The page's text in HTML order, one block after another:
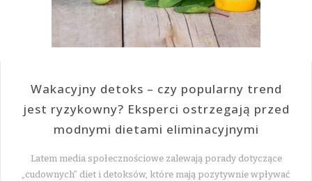
Wakacyjny detoks – czy popularny trend
jest ryzykowny? Eksperci ostrzegają przed
modnymi dietami eliminacyjnymi
Latem media społecznościowe zalewają porady dotyczące
„cudownych” diet i detoksów, które mają pozytywnie wpływać